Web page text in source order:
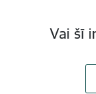
Vai šī